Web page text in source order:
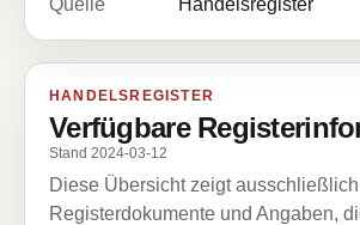
Quelle
Handelsregister
HANDELSREGISTER
Verfügbare
Stand 2024-03-12
Diese Übersicht zeigt ausschließlich
Registerdokumente und Angaben,